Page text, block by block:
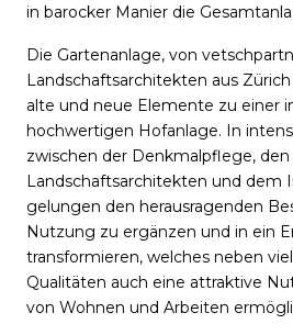
in barocker Manier die
Die Gartenanlage, von
Landschaftsarchitekten aus
alte und neue Elemente zu einer
hochwertigen Hofanlage. In
zwischen der Denkmalpflege,
Landschaftsarchitekten und dem
gelungen den herausragenden
Nutzung zu ergänzen und in ein
transformieren, welches neben
Qualitäten auch eine attraktive
von Wohnen und Arbeiten